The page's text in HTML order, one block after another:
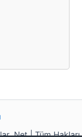
.Net | Tüm Hakları